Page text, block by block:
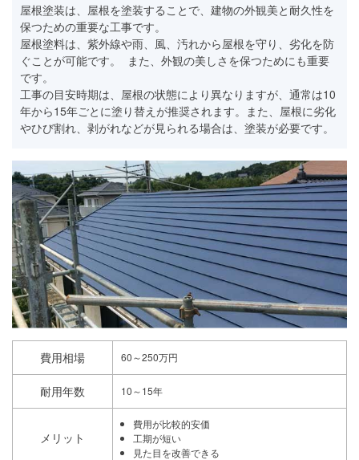
屋根塗装は、屋根を塗装することで、建物の外観美と耐久性を
保つための重要な工事です。
屋根塗料は、紫外線や雨、風、汚れから屋根を守り、劣化を防
ぐことが可能です。 また、外観の美しさを保つためにも重要
です。
工事の目安時期は、屋根の状態により異なりますが、通常は10
年から15年ごとに塗り替えが推奨されます。また、屋根に劣化
やひび割れ、剥がれなどが見られる場合は、塗装が必要です。
費用相場 60～250万円
耐用年数 10～15年
メリット
費用が比較的安価
工期が短い
見た目を改善できる